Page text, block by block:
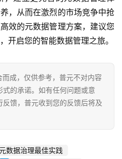
，从而在激烈的市场竞争中抢
效的元数据管理方案，建议您
开启您的智能数据管理之旅。
成，仅供参考，普元不对内容
的承诺。如有任何问题或意
馈，普元收到您的反馈后将及
数据治理最佳实践